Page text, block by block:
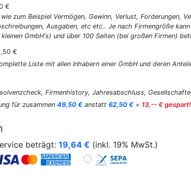
€
zum Beispiel Vermögen, Gewinn, Verlust, Forderungen,
Ausgaben, etc etc.. Je nach Firmengröße
GmbH's) und über 100 Seiten (bei großen Firmen)
€
Liste mit allen Inhabern einer GmbH und deren
Firmenhistory, Jahresabschluss,
für zusammen 49,50 € anstatt 62,50 € = 13,-- €
beträgt: 19,64 € (inkl. 19% MwSt.)